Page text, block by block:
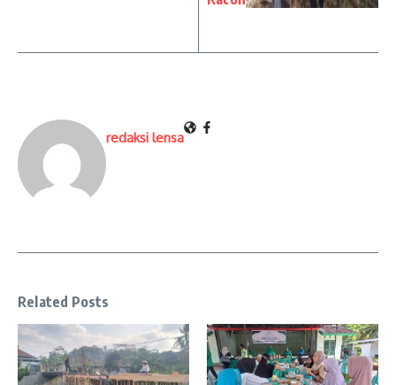
redaksi lensa
Related Posts